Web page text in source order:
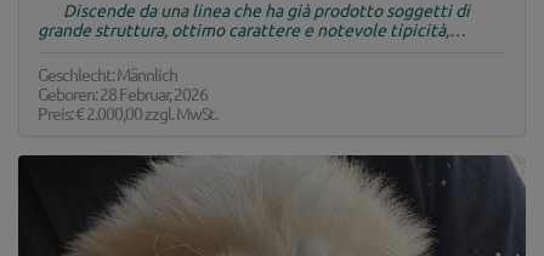
Discende da una linea che ha già prodotto soggetti di
grande struttura, ottimo carattere e notevole tipicità,…
Geschlecht: Männlich
Geboren: 28 Februar, 2026
Preis:€ 2.000,00zzgl. MwSt.